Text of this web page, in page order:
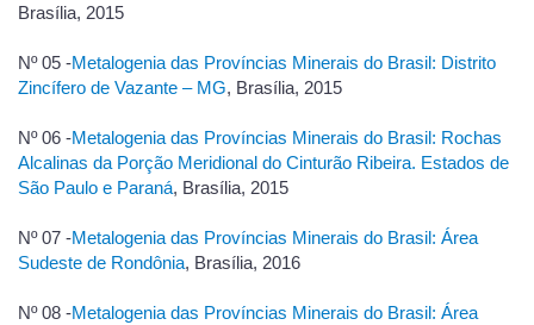
Brasília, 2015
Nº 05 -Metalogenia das Províncias Minerais do Brasil: Distrito
Zincífero de Vazante – MG, Brasília, 2015
Nº 06 -Metalogenia das Províncias Minerais do Brasil: Rochas
Alcalinas da Porção Meridional do Cinturão Ribeira. Estados de
São Paulo e Paraná, Brasília, 2015
Nº 07 -Metalogenia das Províncias Minerais do Brasil: Área
Sudeste de Rondônia, Brasília, 2016
Nº 08 -Metalogenia das Províncias Minerais do Brasil: Área